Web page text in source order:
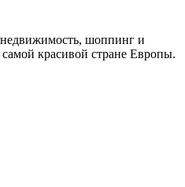
шоппинг и
красивой стране Европы.